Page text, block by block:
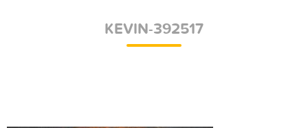
KEVIN-392517